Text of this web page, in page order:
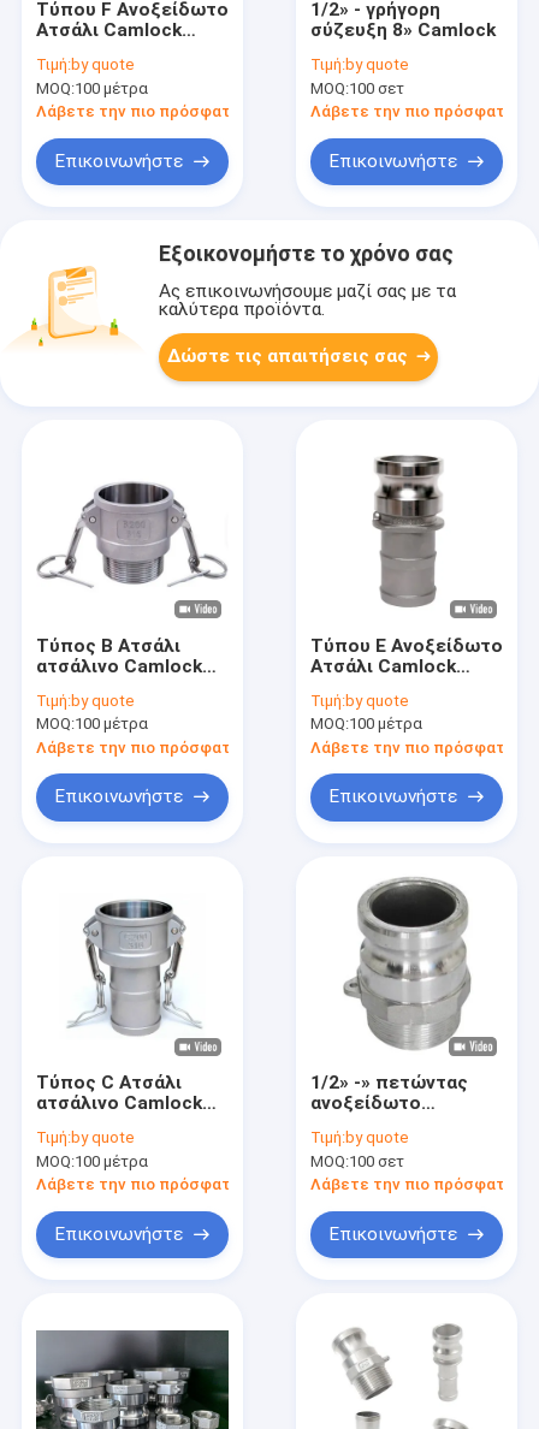
Προϊόντα
Περίπου εμείς
Τύπου F Ανοξείδωτο
Ατσάλι Camlock
Ακριβείας με
Επένδυση
Τιμή:by quote
MOQ:100 μέτρα
Λάβετε την πιο πρόσφατη τιμή
Επικοινωνήστε
1/2» - γρήγορη
σύζευξη 8» Camlock
Τιμή:by quote
MOQ:100 σετ
Λάβετε την πιο πρόσφατη
Επικοινωνήστε
Εξοικονομήστε το χρόνο σας
Ας επικοινωνήσουμε μαζί σας με τα
καλύτερα προϊόντα.
Δώστε τις απαιτήσεις σας
Τύπος Β Ατσάλι
ατσάλινο Camlock
Πρίγκιπας Casting
Τιμή:by quote
MOQ:100 μέτρα
Λάβετε την πιο πρόσφατη τιμή
Επικοινωνήστε
Τύπου Ε Ανοξείδωτο
Ατσάλι Camlock
Ακριβείας με
Επένδυση
Τιμή:by quote
MOQ:100 μέτρα
Λάβετε την πιο πρόσφατη
Επικοινωνήστε
Τύπος C Ατσάλι
ατσάλινο Camlock
Investment Casting
Τιμή:by quote
MOQ:100 μέτρα
Λάβετε την πιο πρόσφατη τιμή
Επικοινωνήστε
1/2» -» πετώντας
ανοξείδωτο
ακρίβειας 8 που
συνδέει τις
γρήγορες
σωληνώσεων
Τιμή:by quote
MOQ:100 σετ
Λάβετε την πιο πρόσφατη
Επικοινωνήστε